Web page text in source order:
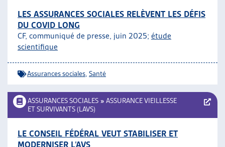
LES ASSURANCES SOCIALES RELÈVENT LES DÉFIS
DU COVID LONG
CF, communiqué de presse, juin 2025; étude
scientifique
Assurances sociales Santé
ASSURANCES SOCIALES » ASSURANCE VIEILLESSE
ET SURVIVANTS (LAVS)
LE CONSEIL FÉDÉRAL VEUT STABILISER ET
MODERNISER L’AVS